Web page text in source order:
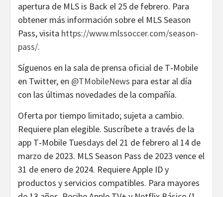
apertura de MLS is Back el 25 de febrero. Para
obtener más información sobre el MLS Season
Pass, visita https://www.mlssoccer.com/season-
pass/.
Síguenos en la sala de prensa oficial de T‑Mobile
en Twitter, en @TMobileNews para estar al día
con las últimas novedades de la compañía.
Oferta por tiempo limitado; sujeta a cambio.
Requiere plan elegible. Suscríbete a través de la
app T‑Mobile Tuesdays del 21 de febrero al 14 de
marzo de 2023. MLS Season Pass de 2023 vence el
31 de enero de 2024. Requiere Apple ID y
productos y servicios compatibles. Para mayores